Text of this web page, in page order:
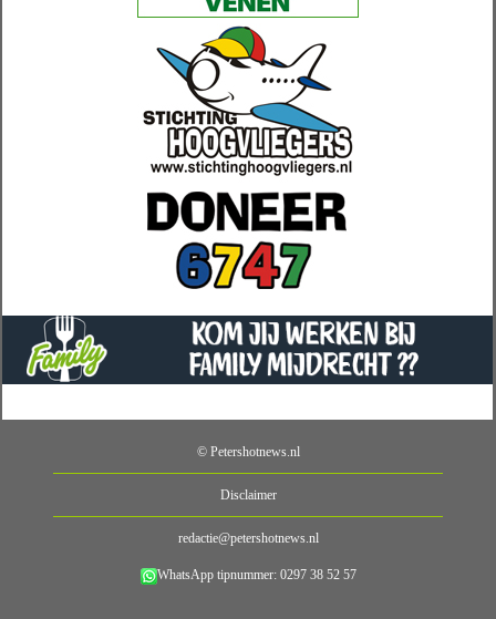
© Petershotnews.nl
Disclaimer
redactie@petershotnews.nl
WhatsApp tipnummer: 0297 38 52 57